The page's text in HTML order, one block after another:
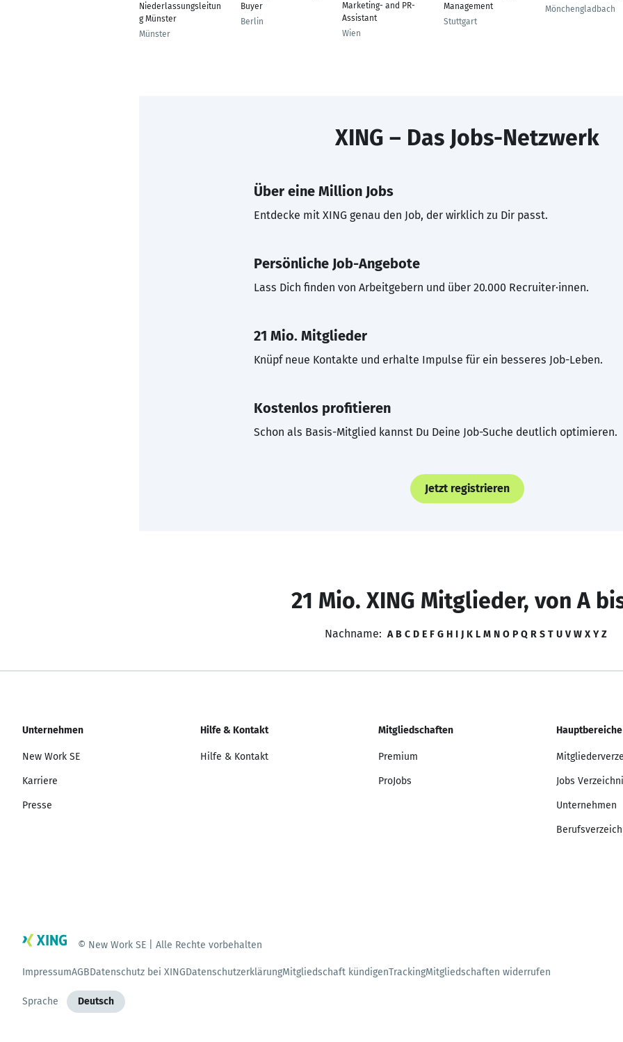
Niederlassungsleitun
g Münster
Münster
Buyer
Berlin
Marketing- and PR-
Assistant
Wien
Management
Stuttgart
Mönchengladbach
XING – Das Jobs-Netzwerk
Über eine Million Jobs
Entdecke mit XING genau den Job, der wirklich zu Dir passt.
Persönliche Job-Angebote
Lass Dich finden von Arbeitgebern und über 20.000 Recruiter·innen.
21 Mio. Mitglieder
Knüpf neue Kontakte und erhalte Impulse für ein besseres Job-Leben.
Kostenlos profitieren
Schon als Basis-Mitglied kannst Du Deine Job-Suche deutlich optimieren.
Jetzt registrieren
21 Mio. XING Mitglieder, von A
Nachname: A B C D E F G H I J K L M N O P Q R S T U V W X Y Z
Unternehmen
New Work SE
Karriere
Presse
Hilfe & Kontakt
Hilfe & Kontakt
Mitgliedschaften
Premium
ProJobs
Hauptbereiche
Jobs
Unternehmen
© New Work SE | Alle Rechte vorbehalten
ImpressumAGBDatenschutz bei XINGDatenschutzerklärungMitgliedschaft kündigenTrackingMitgliedschaften widerrufen
Sprache Deutsch